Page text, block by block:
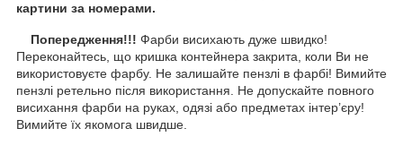
картини за номерами.
Попередження!!! Фарби висихають дуже швидко!
Переконайтесь, що кришка контейнера закрита, коли Ви не
використовуєте фарбу. Не залишайте пензлі в фарбі! Вимийте
пензлі ретельно після використання. Не допускайте повного
висихання фарби на руках, одязі або предметах інтер’єру!
Вимийте їх якомога швидше.